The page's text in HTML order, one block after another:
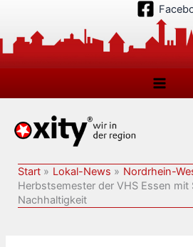
springen
Start Lokal-News Nordrhein-
Herbstsemester der VHS Essen
Nachhaltigkeit